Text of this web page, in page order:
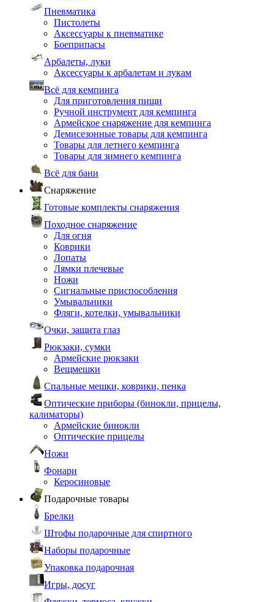
Пневматика
Пистолеты
Аксессуары к пневматике
Боеприпасы
Арбалеты, луки
Аксессуары к арбалетам и лукам
Всё для кемпинга
Для приготовления пищи
Ручной инструмент для кемпинга
Армейское снаряжение для кемпинга
Демисезонные товары для кемпинга
Товары для летнего кемпинга
Товары для зимнего кемпинга
Всё для бани
Снаряжение
Готовые комплекты снаряжения
Походное снаряжение
Для огня
Коврики
Лопаты
Лямки плечевые
Ножи
Сигнальные приспособления
Умывальники
Фляги, котелки, умывальники
Очки, защита глаз
Рюкзаки, сумки
Армейские рюкзаки
Вещмешки
Спальные мешки, коврики, пенка
Оптические приборы (бинокли, прицелы,
калиматоры)
Армейские бинокли
Оптические прицелы
Ножи
Фонари
Керосиновые
Подарочные товары
Брелки
Штофы подарочные для спиртного
Наборы подарочные
Упаковка подарочная
Игры, досуг